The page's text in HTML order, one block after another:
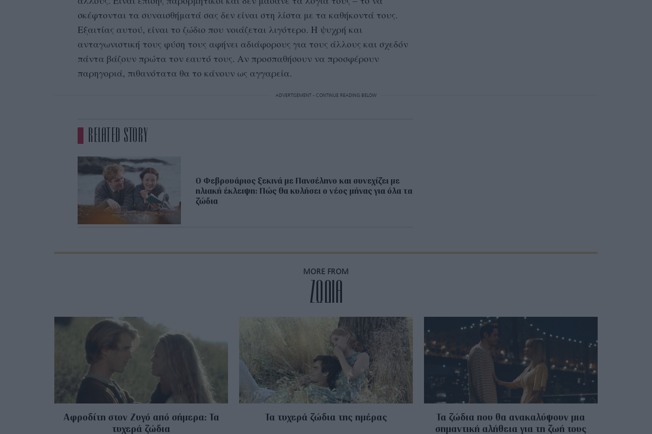
σκέφτονται τα συναισθήματά σας δεν είναι στη λίστα με τα καθήκοντά τους.
Εξαιτίας αυτού, είναι το ζώδιο που νοιάζεται λιγότερο. Η ψυχρή και
ανταγωνιστική τους φύση τους αφήνει αδιάφορους για τους άλλους και σχεδόν
πάντα βάζουν πρώτα τον εαυτό τους. Αν προσπαθήσουν να προσφέρουν
παρηγοριά, πιθανότατα θα το κάνουν ως αγγαρεία.
ADVERTISEMENT - CONTINUE READING BELOW
RELATED STORY
Ο Φεβρουάριος ξεκινά με Πανσέληνο και συνεχίζει με
ηλιακή έκλειψη: Πώς θα κυλήσει ο νέος μήνας για όλα τα
ζώδια
MORE FROM
ZΩΔΙΑ
Αφροδίτη στον Ζυγό από σήμερα: Τα
τυχερά ζώδια
Τα τυχερά ζώδια της ημέρας
Τα ζώδια που θα ανακαλύψουν μια
σημαντική αλήθεια για τη ζωή τους